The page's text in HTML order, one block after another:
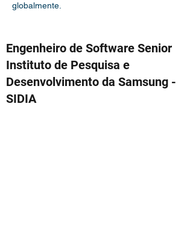
globalmente.
Engenheiro de Software Senior
Instituto de Pesquisa e
Desenvolvimento da Samsung -
SIDIA